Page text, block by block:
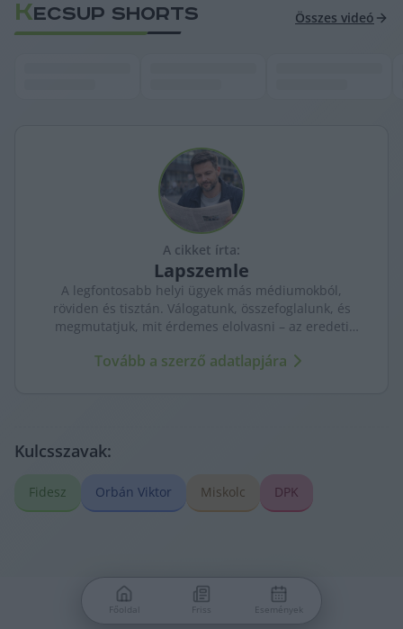
KECSUP SHORTS Összes videó
A cikket írta:
Lapszemle
A legfontosabb helyi ügyek más médiumokból,
röviden és tisztán. Válogatunk, összefoglalunk, és
megmutatjuk, mit érdemes elolvasni – az eredeti
Tovább a szerző adatlapjára
Kulcsszavak:
Fidesz Orbán Viktor Miskolc DPK
Főoldal Friss Események